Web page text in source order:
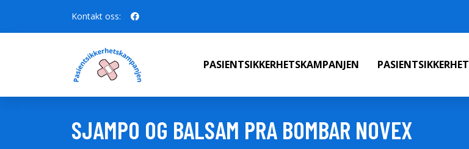
Kontakt oss:
PASIENTSIKKERHETSKAMPANJEN PASIENTSIKKERHET
SJAMPO OG BALSAM PRA BOMBAR NOVEX